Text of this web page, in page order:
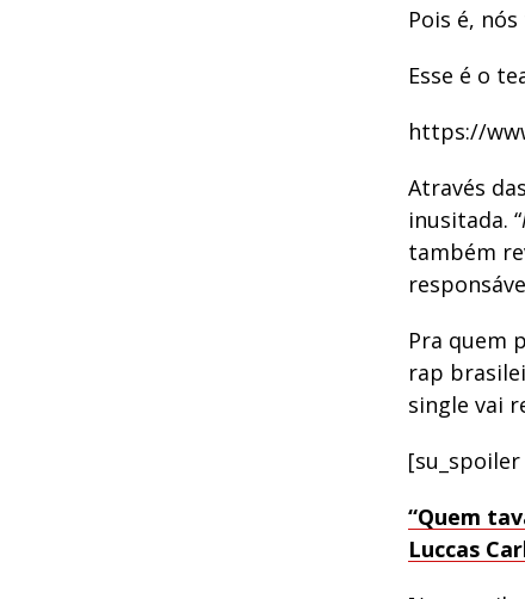
Pois é,
Esse é o
https://
Através
inusitada. “
também
Pra quem
rap
single vai
[su_spoiler
“Quem
Luccas